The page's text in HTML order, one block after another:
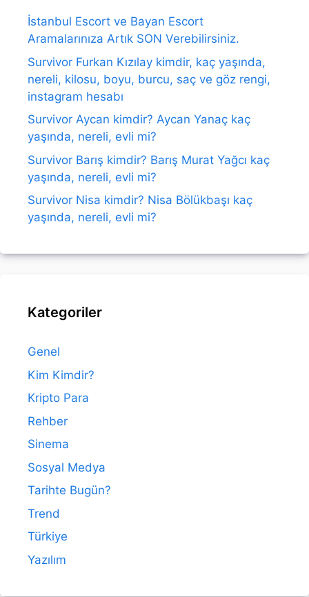
İstanbul Escort ve Bayan Escort
Aramalarınıza Artık SON Verebilirsiniz.
Survivor Furkan Kızılay kimdir, kaç yaşında,
nereli, kilosu, boyu, burcu, saç ve göz rengi,
instagram hesabı
Survivor Aycan kimdir? Aycan Yanaç kaç
yaşında, nereli, evli mi?
Survivor Barış kimdir? Barış Murat Yağcı kaç
yaşında, nereli, evli mi?
Survivor Nisa kimdir? Nisa Bölükbaşı kaç
yaşında, nereli, evli mi?
Kategoriler
Genel
Kim Kimdir?
Kripto Para
Rehber
Sinema
Sosyal Medya
Tarihte Bugün?
Trend
Türkiye
Yazılım